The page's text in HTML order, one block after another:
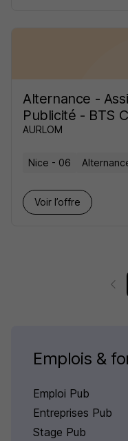
Alternance -
Publicité - BTS
AURLOM
Nice - 06
Voir l’offre
Emplois &
Emploi Pub
Entreprises Pub
Stage Pub